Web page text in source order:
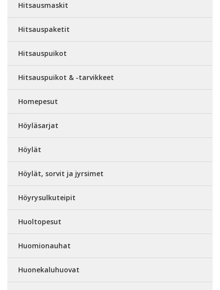
Hitsausmaskit
Hitsauspaketit
Hitsauspuikot
Hitsauspuikot & -tarvikkeet
Homepesut
Höyläsarjat
Höylät
Höylät, sorvit ja jyrsimet
Höyrysulkuteipit
Huoltopesut
Huomionauhat
Huonekaluhuovat